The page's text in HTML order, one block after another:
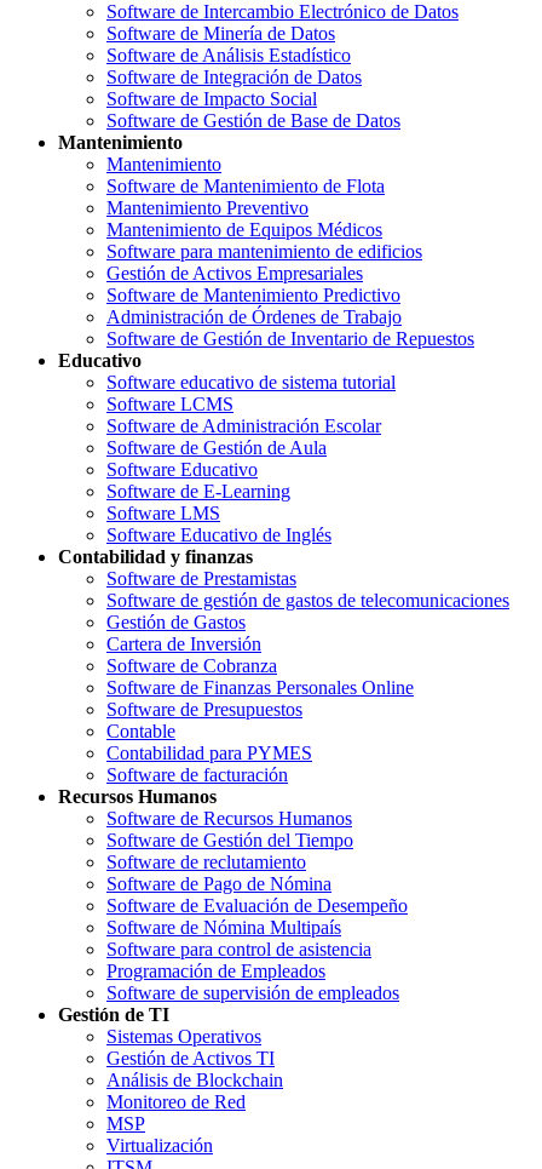
Software de Intercambio Electrónico de Datos
Software de Minería de Datos
Software de Análisis Estadístico
Software de Integración de Datos
Software de Impacto Social
Software de Gestión de Base de Datos
Mantenimiento
Mantenimiento
Software de Mantenimiento de Flota
Mantenimiento Preventivo
Mantenimiento de Equipos Médicos
Software para mantenimiento de edificios
Gestión de Activos Empresariales
Software de Mantenimiento Predictivo
Administración de Órdenes de Trabajo
Software de Gestión de Inventario de Repuestos
Educativo
Software educativo de sistema tutorial
Software LCMS
Software de Administración Escolar
Software de Gestión de Aula
Software Educativo
Software de E-Learning
Software LMS
Software Educativo de Inglés
Contabilidad y finanzas
Software de Prestamistas
Software de gestión de gastos de telecomunicaciones
Gestión de Gastos
Cartera de Inversión
Software de Cobranza
Software de Finanzas Personales Online
Software de Presupuestos
Contable
Contabilidad para PYMES
Software de facturación
Recursos Humanos
Software de Recursos Humanos
Software de Gestión del Tiempo
Software de reclutamiento
Software de Pago de Nómina
Software de Evaluación de Desempeño
Software de Nómina Multipaís
Software para control de asistencia
Programación de Empleados
Software de supervisión de empleados
Gestión de TI
Sistemas Operativos
Gestión de Activos TI
Análisis de Blockchain
Monitoreo de Red
MSP
Virtualización